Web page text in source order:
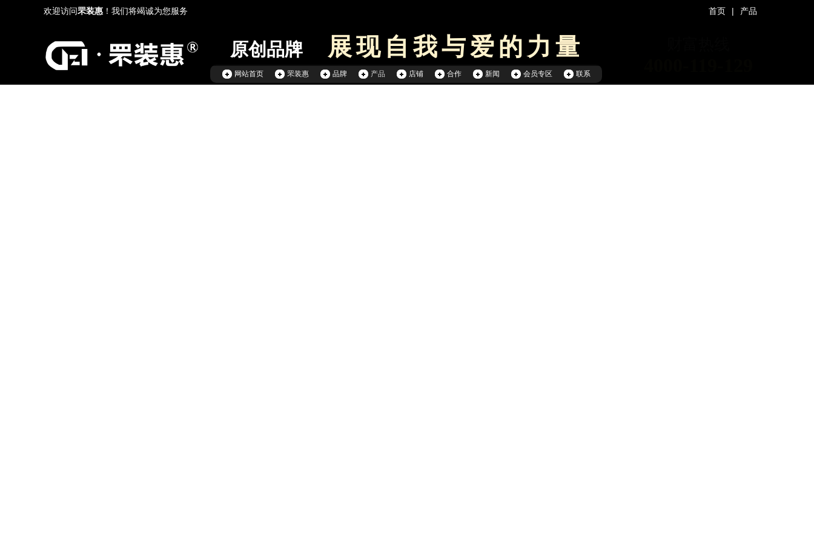
首页 | 产品
欢迎访问罘装惠 ！我们将竭诚为您服务
网站首页 罘装惠 品牌 产品 店铺 合作 新闻 会员专区 联系
原创品牌 展现自我与爱的力量